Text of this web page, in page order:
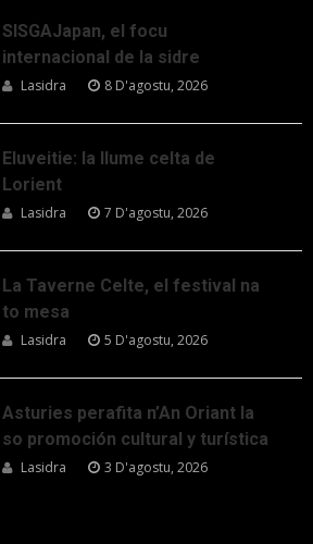
SISGAJapan, el focu
internacional de la sidre
Lasidra 8 D'agostu, 2026
Eluveitie: la llume celta de
Lorient
Lasidra 7 D'agostu, 2026
La Taverne Celte, el festival na
to mesa
Lasidra 5 D'agostu, 2026
Asturies perafita n’An Oriant la
so promoción cultural y turística
Lasidra 3 D'agostu, 2026